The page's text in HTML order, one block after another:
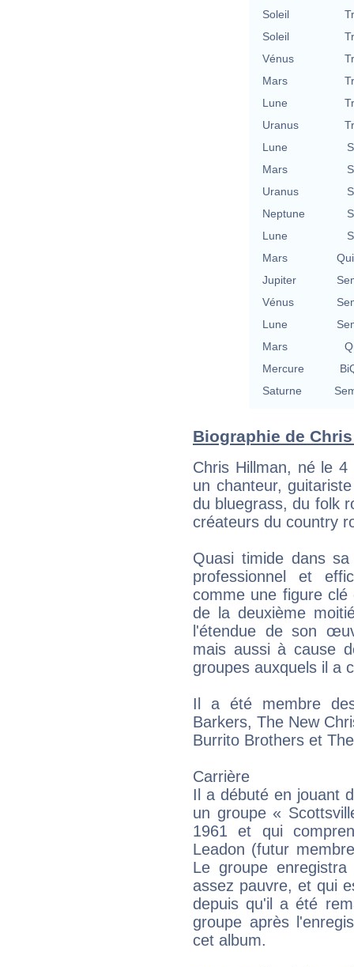
Soleil
Soleil
Vénus
Mars
Lune
Uranus
Lune
Mars
Uranus
Neptune
Lune
Mars
Jupiter
Vénus
Lune
Mars
Mercure
Saturne
Biographie de
Chris Hillman, né le
un chanteur,
du bluegrass, du folk
créateurs du country
Quasi timide dans
professionnel et
comme une figure clé
de la deuxième
l'étendue de son
mais aussi à cause
groupes auxquels il a
Il a été membre
Barkers, The New
Burrito Brothers et
Carrière
Il a débuté en jouant
un groupe «
1961 et qui
Leadon (futur
Le groupe
assez pauvre, et qui
depuis qu'il a été
groupe après
cet album.